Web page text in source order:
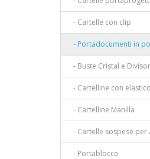
- Cartelle con clip
- Portadocumenti in
- Buste Cristal e
- Cartelline con elastico
- Cartelline Manilla
- Cartelle sospese per
- Portablocco